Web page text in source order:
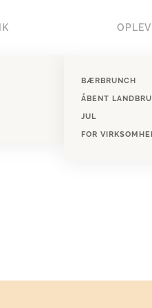
BÆRBRUNCH
ÅBENT
JUL
FOR